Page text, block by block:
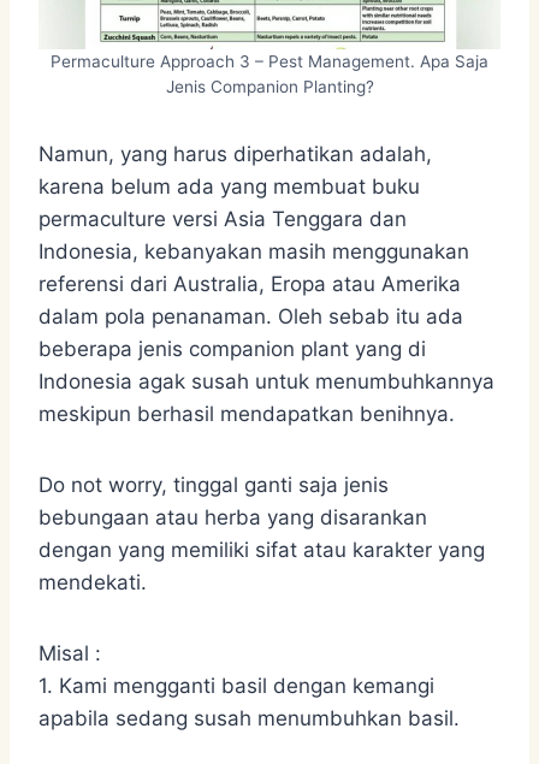
Permaculture Approach 3 – Pest Management. Apa Saja
Jenis Companion Planting?
Namun, yang harus diperhatikan adalah,
karena belum ada yang membuat buku
permaculture versi Asia Tenggara dan
Indonesia, kebanyakan masih menggunakan
referensi dari Australia, Eropa atau Amerika
dalam pola penanaman. Oleh sebab itu ada
beberapa jenis companion plant yang di
Indonesia agak susah untuk menumbuhkannya
meskipun berhasil mendapatkan benihnya.
Do not worry, tinggal ganti saja jenis
bebungaan atau herba yang disarankan
dengan yang memiliki sifat atau karakter yang
mendekati.
Misal :
1. Kami mengganti basil dengan kemangi
apabila sedang susah menumbuhkan basil.